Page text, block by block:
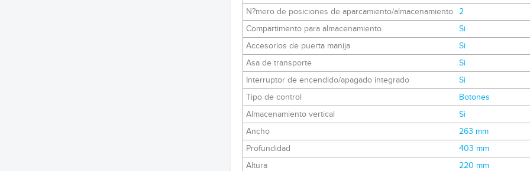
N?mero de posiciones de aparcamiento/almacenamiento
2
Compartimento para almacenamiento
Si
Accesorios de puerta manija
Si
Asa de transporte
Si
Interruptor de encendido/apagado integrado
Si
Tipo de control
Botones
Almacenamiento vertical
Si
Ancho
263 mm
Profundidad
403 mm
Altura
220 mm